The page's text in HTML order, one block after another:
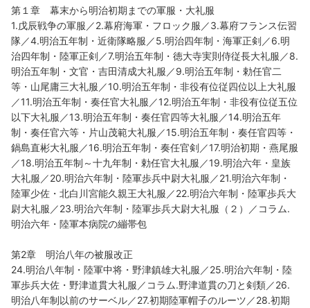
第１章 幕末から明治初期までの軍服・大礼服
1.戊辰戦争の軍服／2.幕府海軍・フロック服／3.幕府フランス伝習
隊／4.明治五年制・近衛隊略服／5.明治四年制・海軍正剣／6.明
治四年制・陸軍正剣／7.明治五年制・徳大寺実則侍従長大礼服／8.
明治五年制・文官・吉田清成大礼服／9.明治五年制・勅任官二
等・山尾庸三大礼服／10.明治五年制・非役有位従四位以上大礼服
／11.明治五年制・奏任官大礼服／12.明治五年制・非役有位従五位
以下大礼服／13.明治五年制・奏任官四等大礼服／14.明治五年
制・奏任官六等・片山茂範大礼服／15.明治五年制・奏任官四等・
鍋島直彬大礼服／16.明治五年制・奏任官剣／17.明治初期・燕尾服
／18.明治五年制～十九年制・勅任官大礼服／19.明治六年・皇族
大礼服／20.明治六年制・陸軍歩兵中尉大礼服／21.明治六年制・
陸軍少佐・北白川宮能久親王大礼服／22.明治六年制・陸軍歩兵大
尉大礼服／23.明治六年制・陸軍歩兵大尉大礼服（２）／コラム.
明治六年・陸軍本病院の繃帯包
第2章 明治八年の被服改正
24.明治八年制・陸軍中将・野津鎮雄大礼服／25.明治六年制・陸
軍歩兵大佐・野津道貫大礼服／コラム.野津道貫の刀と剣類／26.
明治八年制以前のサーベル／27.初期陸軍帽子のルーツ／28.初期